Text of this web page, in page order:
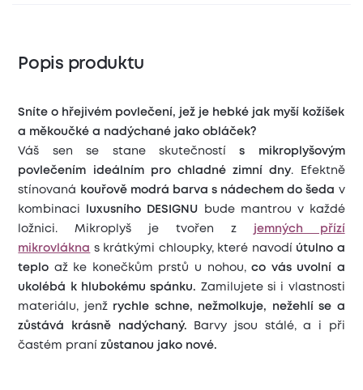
Popis produktu
Sníte o hřejivém povlečení, jež je hebké jak myší kožíšek
a měkoučké a nadýchané jako obláček?
Váš sen se stane skutečnostís mikroplyšovým
povlečením ideálním pro chladné zimní dny. Efektně
stínovaná
kouřově modrá barva s nádechem do šeda v
kombinaci
luxusního DESIGNU bude mantrou v každé
ložnici. Mikroplyš je tvořen z
jemných přízí
mikrovlákna s krátkými chloupky, které navodí útulno a
teplo až ke konečkům prstů u nohou,co vás uvolní a
ukolébá k hlubokému spánku.
Zamilujete si i vlastnosti
materiálu, jenž rychle schne, nežmolkuje, nežehlí se a
zůstává krásně nadýchaný.
Barvy jsou stálé, a i při
častém pranízůstanou jako nové.